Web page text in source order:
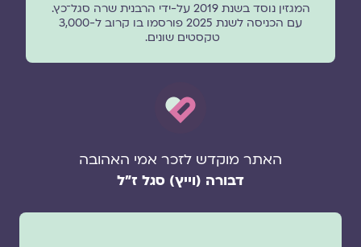
המגזין נוסד בשנת 2019 על-ידי הרבנית שרה סגל־כץ.
עם הכניסה לשנת 2025 פורסמו בו קרוב ל-3,000
טקסטים שונים.
האתר מוקדש לזכר אמי האהובה
דבורה (וייץ) סגל ז"ל